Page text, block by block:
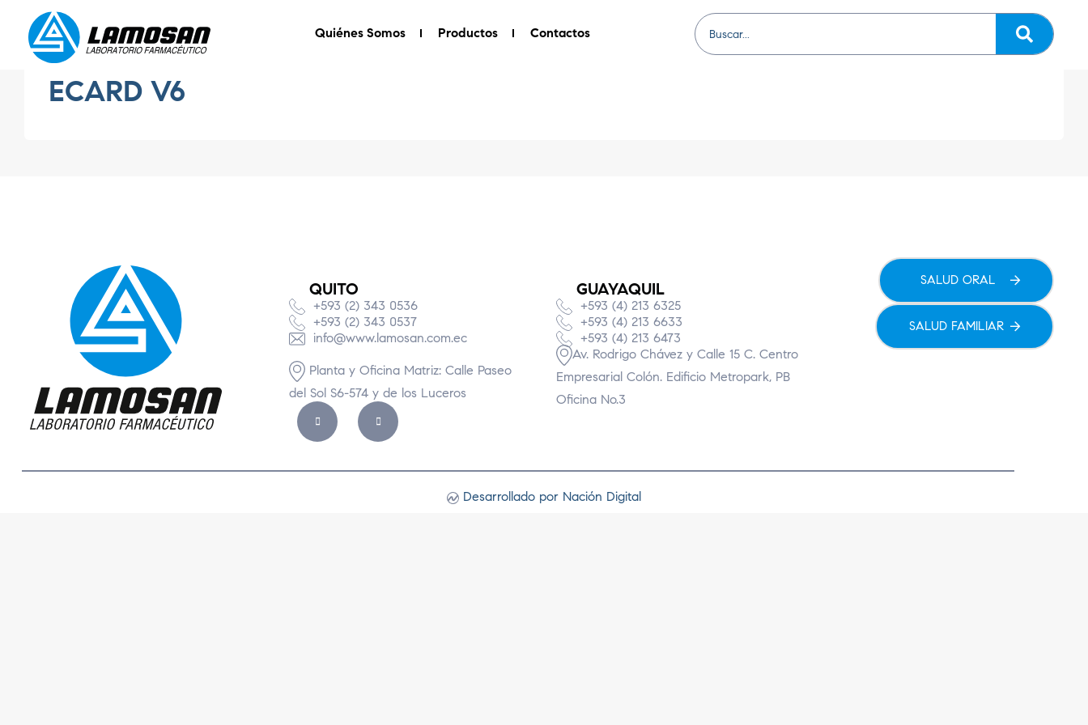
Quiénes Somos Productos Contactos
ECARD V6
QUITO
+593 (2) 343 0536
+593 (2) 343 0537
info@www.lamosan.com.ec
Planta y Oficina Matriz: Calle Paseo
del Sol S6-574 y de los Luceros
GUAYAQUIL
+593 (4) 213 6325
+593 (4) 213 6633
+593 (4) 213 6473
Av. Rodrigo Chávez y Calle 15 C. Centro
Empresarial Colón. Edificio Metropark, PB
Oficina No.3
SALUD ORAL
SALUD FAMILIAR
Desarrollado por Nación Digital